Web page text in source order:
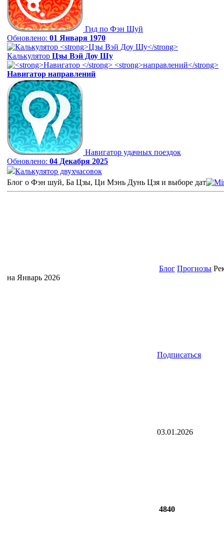
Гид по Фэн Шуй
Обновлено: 01 Января 1970
Калькулятор Цзы Вэй Доу Шу
Навигатор направлений
Навигатор удачных поездок
Обновлено: 04 Декабря 2025
Калькулятор двухчасовок
Блог о Фэн шуй, Ба Цзы, Ци Мэнь Дунь Цзя и выборе дат
Блог Прогнозы
на Январь 2026
Подписаться
03.01.2026
4840